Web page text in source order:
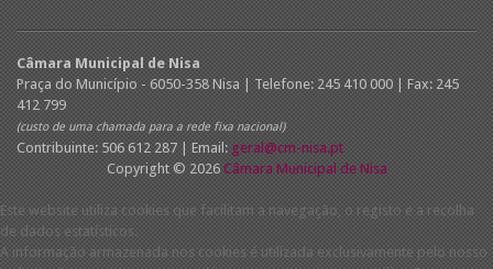
Câmara Municipal de Nisa
Praça do Município - 6050-358 Nisa | Telefone: 245 410 000 | Fax: 245
412 799
(custo de uma chamada para a rede fixa nacional)
Contribuinte: 506 612 287 | Email: geral@cm-nisa.pt
Copyright © 2026 Câmara Municipal de Nisa
Este website utiliza cookies que facilitam a navegação, o registo e a recolha
de dados estatísticos.
A informação armazenada nos cookies é utilizada exclusivamente pelo nosso